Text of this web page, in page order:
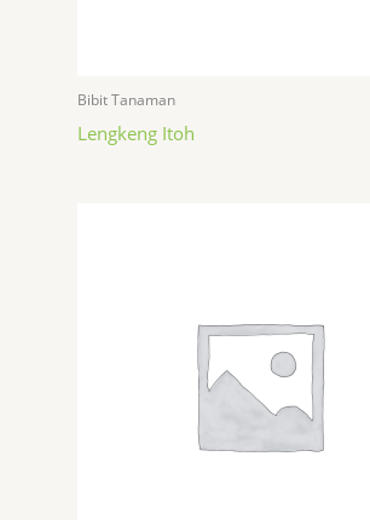
Bibit Tanaman
Lengkeng Itoh